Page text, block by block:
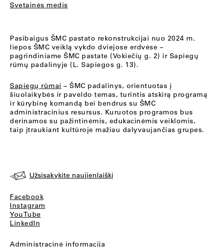
Svetainės medis
Pasibaigus ŠMC pastato rekonstrukcijai nuo 2024 m.
liepos ŠMC veiklą vykdo dviejose erdvėse –
pagrindiniame ŠMC pastate (Vokiečių g. 2) ir Sapiegų
rūmų padalinyje (L. Sapiegos g. 13).
Sapiegų rūmai – ŠMC padalinys, orientuotas į
šiuolaikybės ir paveldo temas, turintis atskirą programą
ir kūrybinę komandą bei bendrus su ŠMC
administracinius resursus. Kuruotos programos bus
derinamos su pažintinėmis, edukacinėmis veiklomis,
taip įtraukiant kultūroje mažiau dalyvaujančias grupes.
Užsisakykite naujienlaiškį
Facebook
Instagram
YouTube
LinkedIn
Administracinė informacija